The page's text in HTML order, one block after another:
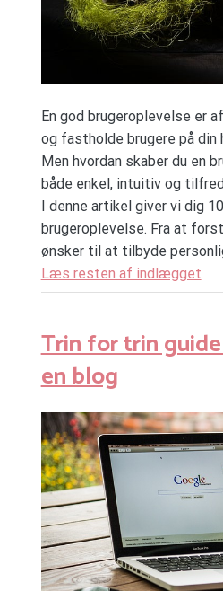
En god brugeroplevelse er
og fastholde brugere på din
Men hvordan skaber du en
både enkel, intuitiv og
I denne artikel giver vi dig
brugeroplevelse. Fra at
ønsker til at tilbyde
Læs resten af indlægget
Trin for trin
en blog